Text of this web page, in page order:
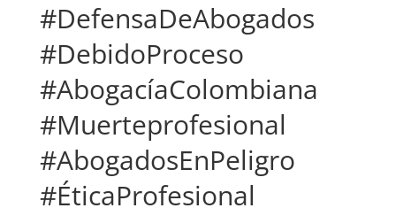
#DefensaDeAbogados
#DebidoProceso
#AbogacíaColombiana
#Muerteprofesional
#AbogadosEnPeligro
#ÉticaProfesional